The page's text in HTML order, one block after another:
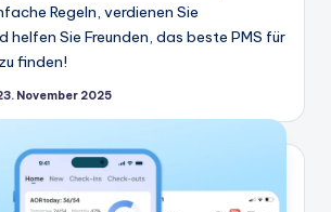
Regeln, verdienen Sie
helfen Sie Freunden, das beste PMS für
finden!
November 2025